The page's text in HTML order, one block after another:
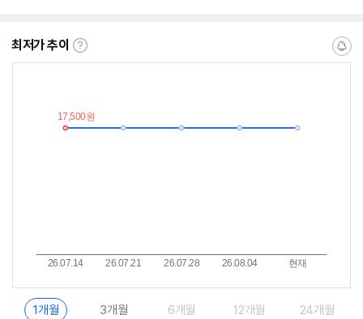
최저가 추이
최
이
란?
알
1개월 3개월 6개월 12개월 24개월